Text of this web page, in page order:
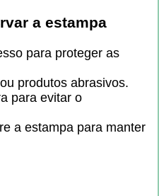
a estampa
para proteger as
produtos abrasivos.
para evitar o
a estampa para manter